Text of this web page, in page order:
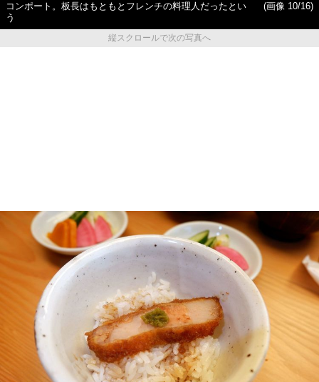
コンポート。板長はもともとフレンチの料理人だったとい
う
(画像 10/16)
縦スクロールで次の写真へ